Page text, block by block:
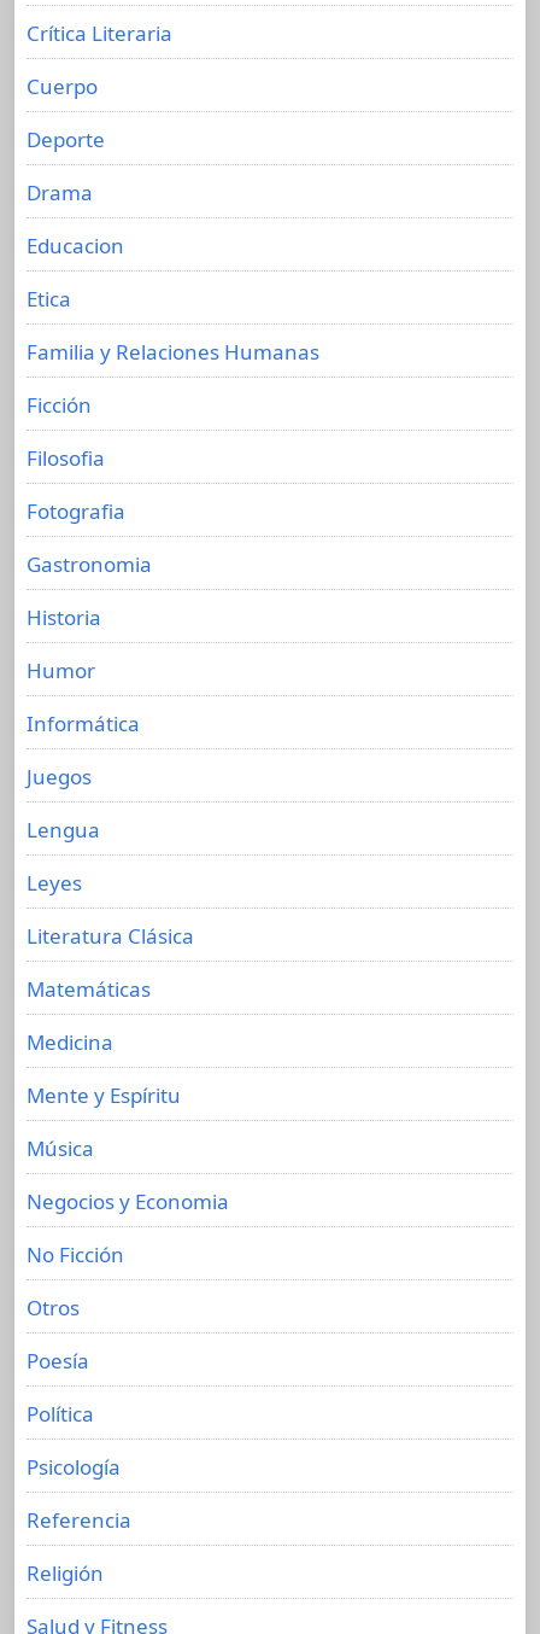
Crítica Literaria
Cuerpo
Deporte
Drama
Educacion
Etica
Familia y Relaciones Humanas
Ficción
Filosofia
Fotografia
Gastronomia
Historia
Humor
Informática
Juegos
Lengua
Leyes
Literatura Clásica
Matemáticas
Medicina
Mente y Espíritu
Música
Negocios y Economia
No Ficción
Otros
Poesía
Política
Psicología
Referencia
Religión
Salud y Fitness